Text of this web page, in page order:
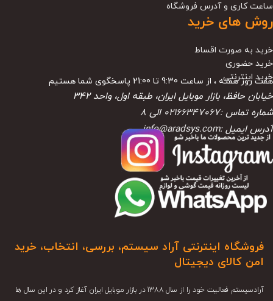
ساعت کاری و آدرس فروشگاه
روش های خرید
خرید به صورت اقساط
خرید حضوری
خرید اینترنتی
هفت روز هفته ، از ساعت 9:30 تا 21:00 پاسخگوی شما هستیم
خیابان حافظ، بازار موبایل ایران، طبقه اول، واحد ۳۴۲
شماره تماس :02166347067 الی 8
آدرس ایمیل :info@aradsys.com
فروشگاه اینترنتی آراد سیستم، بررسی، انتخاب، خرید
امن کالای دیجیتال
آرادسیستم فعالیت خود را از سال 1388 در بازار موبایل ایران آغاز کرد و در این سال ها